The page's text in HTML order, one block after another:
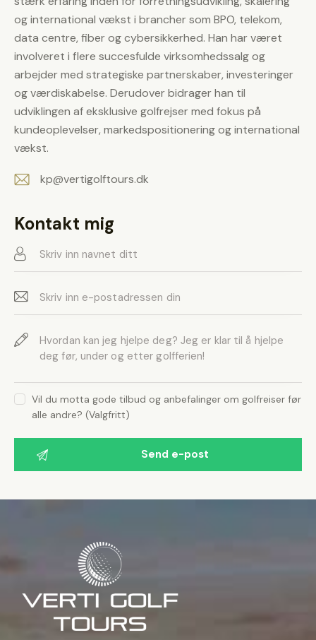
og international vækst i brancher som BPO, telekom,
data centre, fiber og cybersikkerhed. Han har været
involveret i flere succesfulde virksomhedssalg og
arbejder med strategiske partnerskaber, investeringer
og værdiskabelse. Derudover bidrager han til
udviklingen af eksklusive golfrejser med fokus på
kundeoplevelser, markedspositionering og international
vækst.
m
ail:
kp@vertigolftours.dk
Kontakt mig
Vil du motta gode tilbud og anbefalinger om golfreiser før
alle andre? (Valgfritt)